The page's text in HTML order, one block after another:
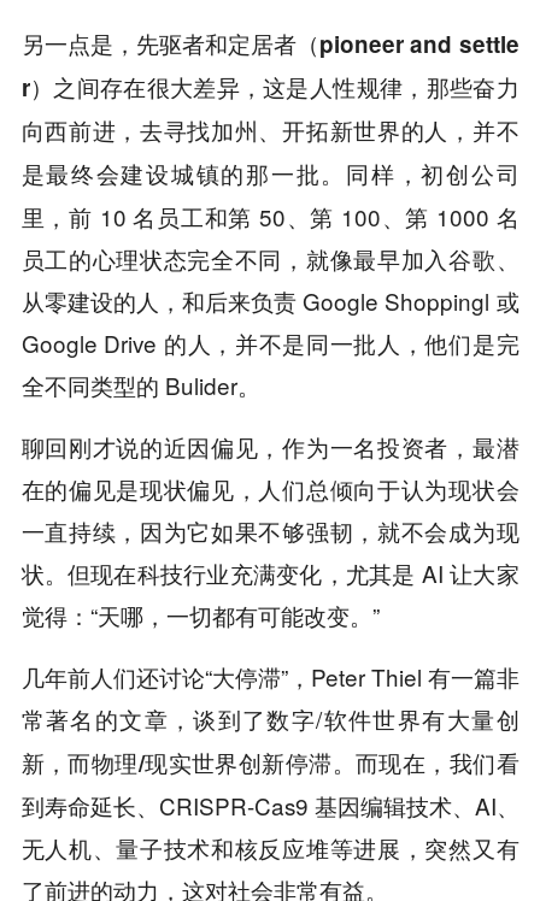
另一点是， 先驱者和定居者（pioneer and settle
r）之间存在很大差异，这是人性规律，那些奋力
向西前进，去寻找加州、开拓新世界的人，并不
是最终会建设城镇的那一批。 同样，初创公司
里，前 10 名员工和第 50、第 100、第 1000 名
员工的心理状态完全不同，就像最早加入谷歌、
从零建设的人，和后来负责 Google Shoppingl 或
Google Drive 的人，并不是同一批人，他们是完
全不同类型的 Bulider。
聊回刚才说的近因偏见，作为一名投资者，最潜
在的偏见是现状偏见，人们总倾向于认为现状会
一直持续，因为它如果不够强韧，就不会成为现
状。但现在科技行业充满变化，尤其是 AI 让大家
觉得：“天哪，一切都有可能改变。”
几年前人们还讨论“大停滞”，Peter Thiel 有一篇非
常著名的文章，谈到了数字/软件世界有大量创
新，而物理/现实世界创新停滞。而现在，我们看
到寿命延长、CRISPR-Cas9 基因编辑技术、AI、
无人机、量子技术和核反应堆等进展，突然又有
了前进的动力，这对社会非常有益。